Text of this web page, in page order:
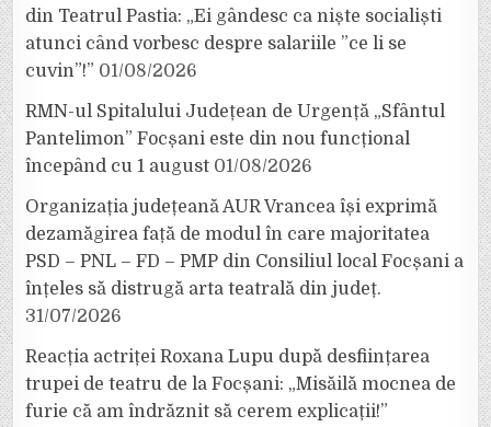
din Teatrul Pastia: „Ei gândesc ca niște socialiști
atunci când vorbesc despre salariile ”ce li se
cuvin”!” 01/08/2026
RMN-ul Spitalului Județean de Urgență „Sfântul
Pantelimon” Focșani este din nou funcțional
începând cu 1 august 01/08/2026
Organizația județeană AUR Vrancea își exprimă
dezamăgirea față de modul în care majoritatea
PSD – PNL – FD – PMP din Consiliul local Focșani a
înțeles să distrugă arta teatrală din județ.
31/07/2026
Reacția actriței Roxana Lupu după desființarea
trupei de teatru de la Focșani: „Misăilă mocnea de
furie că am îndrăznit să cerem explicații!”